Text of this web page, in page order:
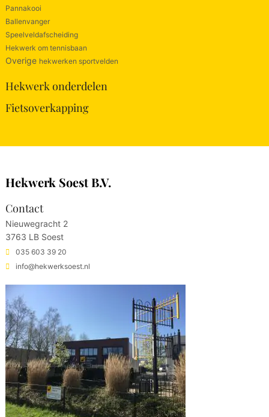
Pannakooi
Ballenvanger
Speelveldafscheiding
Hekwerk om tennisbaan
Overige hekwerken sportvelden
Hekwerk onderdelen
Fietsoverkapping
Hekwerk Soest B.V.
Contact
Nieuwegracht 2
3763 LB Soest
035 603 39 20
info@hekwerksoest.nl